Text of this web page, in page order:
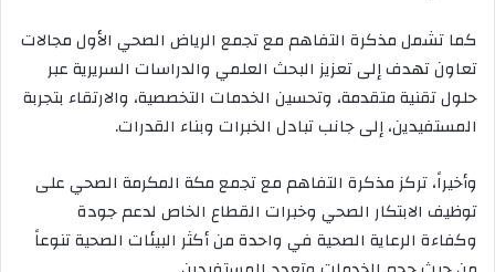
كما تشمل مذكرة التفاهم مع تجمع الرياض الصحي الأول مجالات
تعاون تهدف إلى تعزيز البحث العلمي والدراسات السريرية عبر
حلول تقنية متقدمة، وتحسين الخدمات التخصصية، والارتقاء بتجربة
المستفيدين، إلى جانب تبادل الخبرات وبناء القدرات.
وأخيراً، تركز مذكرة التفاهم مع تجمع مكة المكرمة الصحي على
توظيف الابتكار الصحي وخبرات القطاع الخاص لدعم جودة
وكفاءة الرعاية الصحية في واحدة من أكثر البيئات الصحية تنوعاً